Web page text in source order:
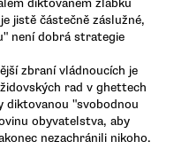
diktovaném žlábku
jistě částečně záslužné,
není dobrá strategie
zbraní vládnoucích je
rad v ghettech
diktovanou "svobodnou
obyvatelstva, aby
nezachránili nikoho.